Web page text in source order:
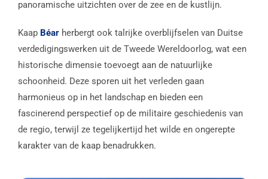
panoramische uitzichten over de zee en de kustlijn.
Kaap Béar herbergt ook talrijke overblijfselen van Duitse
verdedigingswerken uit de Tweede Wereldoorlog, wat een
historische dimensie toevoegt aan de natuurlijke
schoonheid. Deze sporen uit het verleden gaan
harmonieus op in het landschap en bieden een
fascinerend perspectief op de militaire geschiedenis van
de regio, terwijl ze tegelijkertijd het wilde en ongerepte
karakter van de kaap benadrukken.